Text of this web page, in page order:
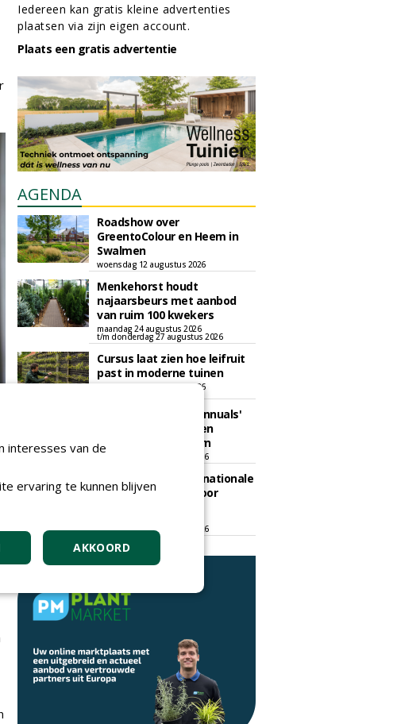
Iedereen kan gratis kleine advertenties
plaatsen via zijn eigen account.
Plaats een gratis advertentie
AGENDA
Roadshow over
GreentoColour en Heem in
Swalmen
woensdag 12 augustus 2026
Menkehorst houdt
najaarsbeurs met aanbod
van ruim 100 kwekers
maandag 24 augustus 2026
t/m donderdag 27 augustus 2026
Cursus laat zien hoe leifruit
past in moderne tuinen
woensdag 26 augustus 2026
Vakdag 'All About Annuals'
zet eenjarige planten
centraal in Appeltern
donderdag 27 augustus 2026
GaLaBau 2026: internationale
ontmoetingsplek voor
t/m vrijdag 18 september 2026
interesses van de
ervaring te kunnen blijven
AKKOORD